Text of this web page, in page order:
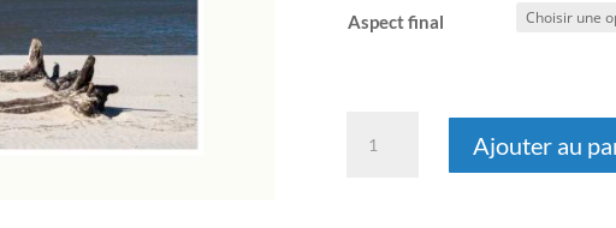
Aspect final
Ajouter au